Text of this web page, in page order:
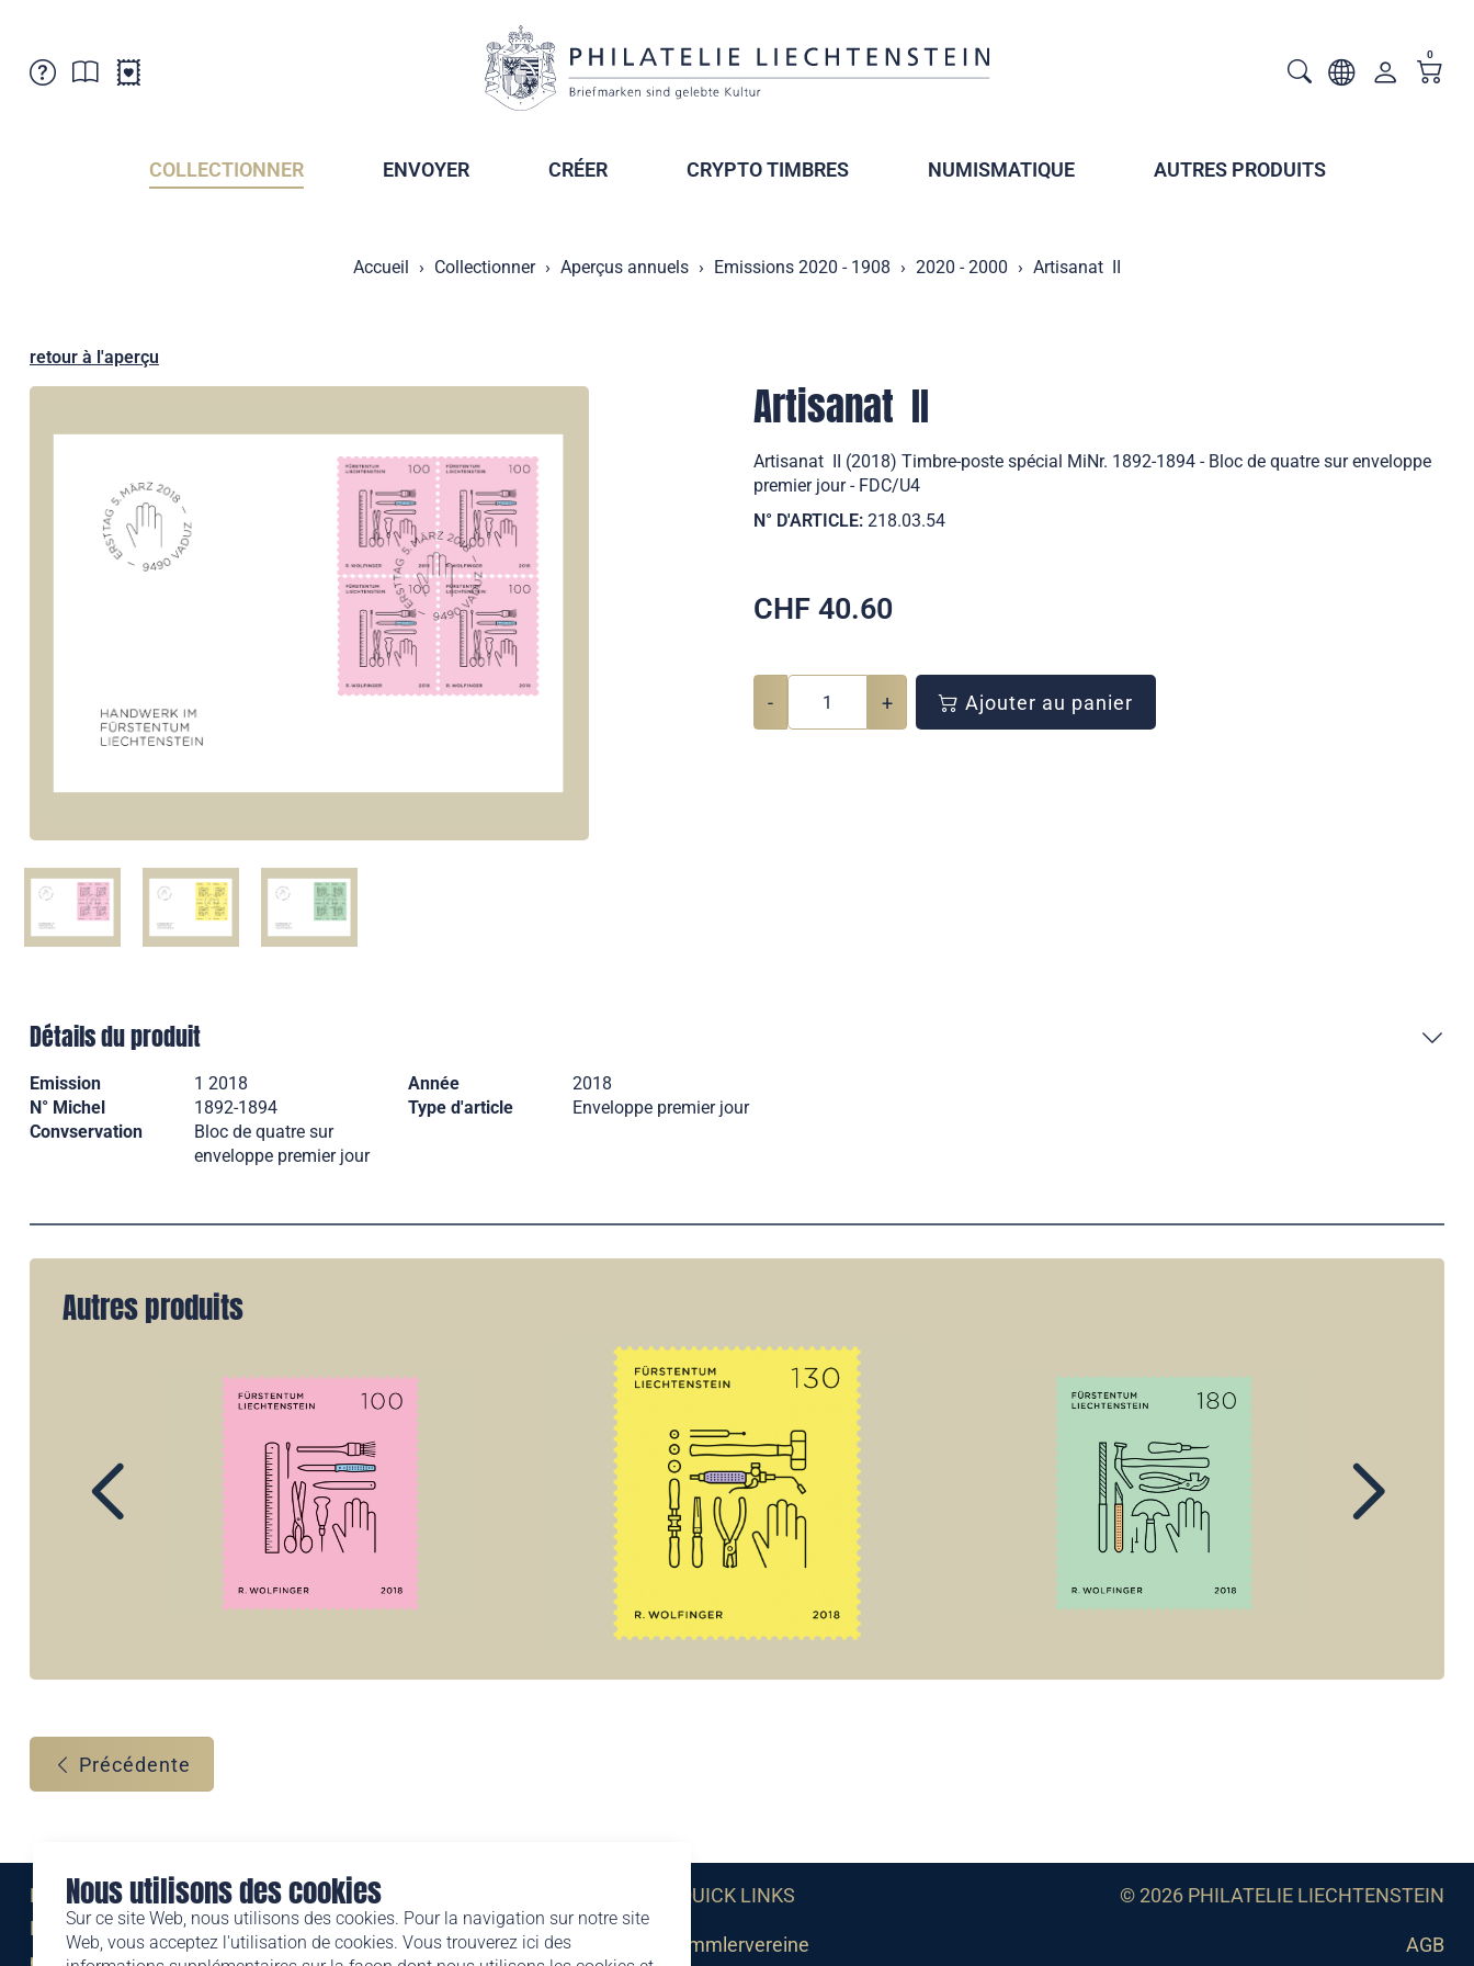
Nous utilisons des cookies
Sur ce site Web, nous utilisons des cookies. Pour la navigation sur notre site
Web, vous acceptez l'utilisation de cookies. Vous trouverez ici des
Points de vente
Abonnement
0
COLLECTIONNER ENVOYER CRÉER CRYPTO TIMBRES NUMISMATIQUE AUTRES PRODUITS
Accueil Collectionner Aperçus annuels Emissions 2020 - 1908 2020 - 2000 Artisanat  II
retour à l'aperçu
Artisanat  II
Artisanat  II (2018) Timbre-poste spécial MiNr. 1892-1894 - Bloc de quatre sur enveloppe
premier jour - FDC/U4
N° D'ARTICLE: 218.03.54
CHF 40.60
- + Ajouter au panier
Détails du produit
Emission 1 2018 Année
2018
N° Michel
1892-1894 Type d'article
Enveloppe premier jour
Convservation
Bloc de quatre sur
enveloppe premier jour
Autres produits
Précédente
Eine Marke der
Liechtensteinischen Post AG
QUICK LINKS
Sammlervereine
© 2026 PHILATELIE LIECHTENSTEIN
AGB